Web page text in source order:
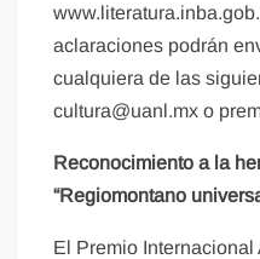
aclaraciones podrán
cualquiera de las
cultura@uanl.mx o
Reconocimiento a la
“Regiomontano
El Premio